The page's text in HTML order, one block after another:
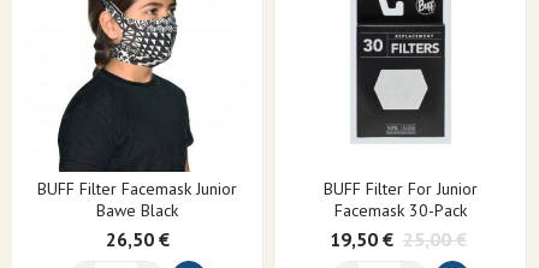
BUFF Filter Facemask Junior
Bawe Black
26,50 €
BUFF Filter For Junior
Facemask 30-Pack
19,50 € 25,00 €